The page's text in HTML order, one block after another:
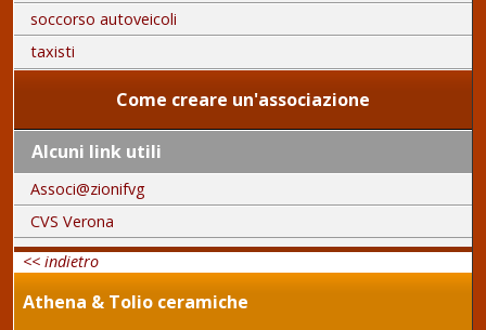
soccorso autoveicoli
taxisti
Come creare un'associazione
Alcuni link utili
Associ@zionifvg
CVS Verona
<< indietro
Athena & Tolio ceramiche